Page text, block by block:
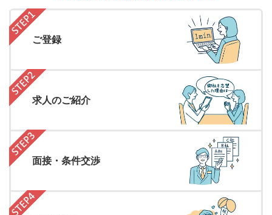
ご登録
求人のご紹介
面接・条件交渉